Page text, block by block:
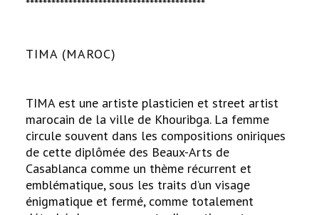
******************************************
TIMA (MAROC)
TIMA est une artiste plasticien et street artist
marocain de la ville de Khouribga. La femme
circule souvent dans les compositions oniriques
de cette diplômée des Beaux-Arts de
Casablanca comme un thème récurrent et
emblématique, sous les traits d’un visage
énigmatique et fermé, comme totalement